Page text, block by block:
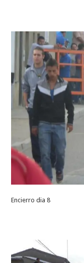
Encierro dia 8